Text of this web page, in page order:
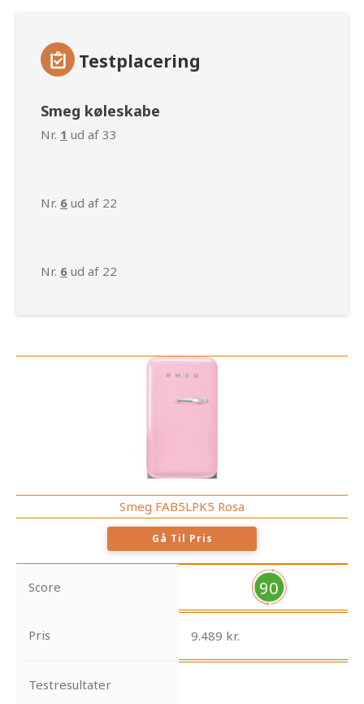
Testplacering
Smeg køleskabe
Nr. 1 ud af 33
Nr. 6 ud af 22
Nr. 6 ud af 22
Smeg FAB5LPK5 Rosa
Gå Til Pris
Score 90
Pris 9.489 kr.
Testresultater